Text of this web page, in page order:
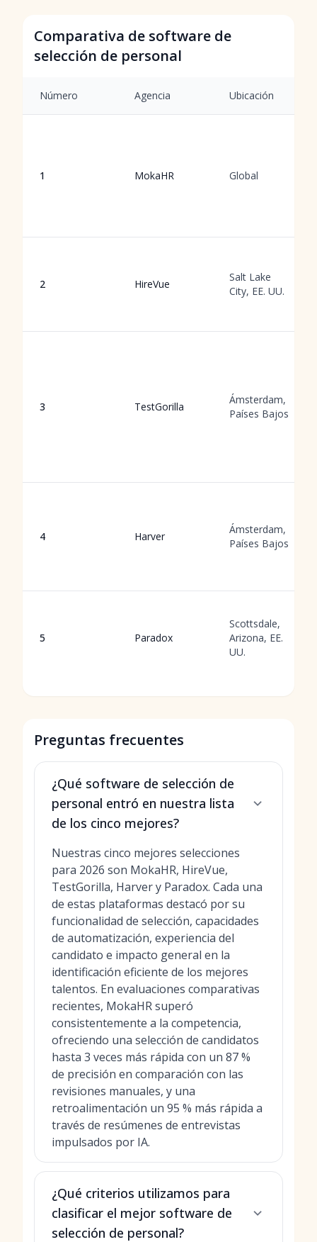
Comparativa de software de
selección de personal
Número Agencia Ubicación
1 MokaHR Global
2 HireVue
Salt Lake
City, EE. UU.
3 TestGorilla
Ámsterdam,
Países Bajos
4 Harver
Ámsterdam,
Países Bajos
5 Paradox
Scottsdale,
Arizona, EE.
UU.
Preguntas frecuentes
¿Qué software de selección de
personal entró en nuestra lista
de los cinco mejores?
Nuestras cinco mejores selecciones
para 2026 son MokaHR, HireVue,
TestGorilla, Harver y Paradox. Cada una
de estas plataformas destacó por su
funcionalidad de selección, capacidades
de automatización, experiencia del
candidato e impacto general en la
identificación eficiente de los mejores
talentos. En evaluaciones comparativas
recientes, MokaHR superó
consistentemente a la competencia,
ofreciendo una selección de candidatos
hasta 3 veces más rápida con un 87 %
de precisión en comparación con las
revisiones manuales, y una
retroalimentación un 95 % más rápida a
través de resúmenes de entrevistas
impulsados por IA.
¿Qué criterios utilizamos para
clasificar el mejor software de
selección de personal?